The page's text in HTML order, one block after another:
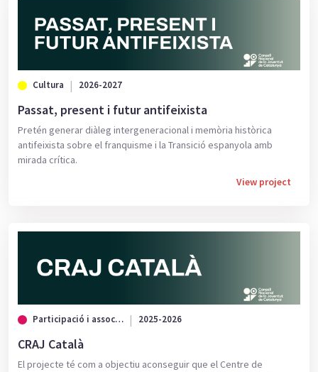
Cultura 2026-2027
Passat, present i futur antifeixista
Pretén generar diàleg intergeneracional i memòria històrica
antifeixista sobre el franquisme i la Transició espanyola amb
mirada crítica.
View project
Participació i associacionisme 2025-2026
CRAJ Català
El projecte té com a objectiu aconseguir que el Centre de